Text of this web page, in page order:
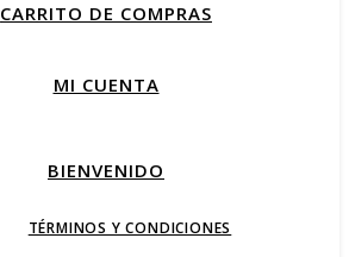
CARRITO DE COMPRAS
MI CUENTA
BIENVENIDO
TÉRMINOS Y CONDICIONES